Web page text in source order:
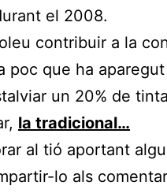
el 2008.
contribuir a la
poc que ha
un 20% de
la tradicional…
al tió aportant
lo als